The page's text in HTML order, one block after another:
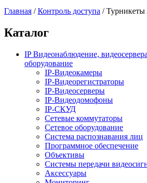
Главная /Контроль доступа /Турникеты
Каталог
IP Видеонаблюдение,
оборудование
IP-Видеокамеры
IP-Видеорегистраторы
IP-Видеосерверы
IP-Видеодомофоны
IP-СКУД
Сетевые коммутаторы
Сетевое оборудование
Система распознавания лиц
Программное обеспечение
Объективы
Системы передачи
Аксессуары